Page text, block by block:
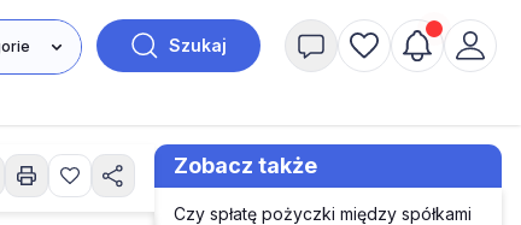
Szukaj
Zobacz także
Czy spłatę pożyczki między spółkami